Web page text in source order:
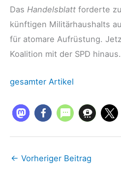
Das Handelsblatt forderte
künftigen Militärhaushalts
für atomare Aufrüstung.
Koalition mit der SPD hinaus.
gesamter Artikel
← Vorheriger Beitrag